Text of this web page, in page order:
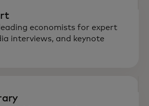
economists for expert
interviews, and keynote